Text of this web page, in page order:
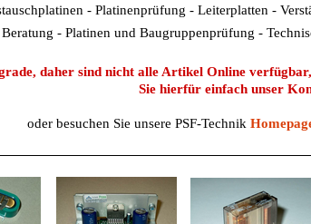
- Platinenprüfung - Leiterplatten -
- Platinen und Baugruppenprüfung -
daher sind nicht alle Artikel Online
Sie hierfür einfach unser
oder besuchen Sie unsere PSF-Technik